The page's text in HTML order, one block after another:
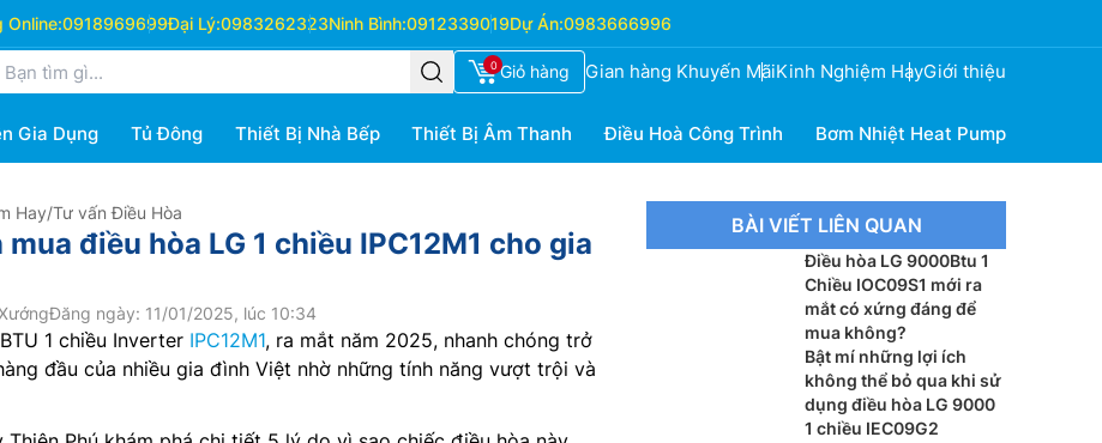
Online:0918969699Đại Lý:0983262323Ninh Bình:0912339019Dự Án:0983666996
0 Giỏ hàng Gian hàng Khuyến MãiKinh Nghiệm HayGiới thiệu
Gia Dụng Tủ Đông Thiết Bị Nhà Bếp Thiết Bị Âm Thanh Điều Hoà Công Trình Bơm Nhiệt Heat Pump
Hay/Tư vấn Điều Hòa
điều hòa LG 1 chiều IPC12M1 cho gia
Đăng ngày: 11/01/2025, lúc 10:34
1 chiều Inverter IPC12M1, ra mắt năm 2025, nhanh chóng trở
đầu của nhiều gia đình Việt nhờ những tính năng vượt trội và
BÀI VIẾT LIÊN QUAN
Điều hòa LG 9000Btu 1
Chiều IOC09S1 mới ra
mắt có xứng đáng để
mua không?
Bật mí những lợi ích
không thể bỏ qua khi sử
dụng điều hòa LG 9000
1 chiều IEC09G2